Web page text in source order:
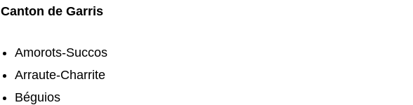
Canton de Garris
Amorots-Succos
Arraute-Charrite
Béguios